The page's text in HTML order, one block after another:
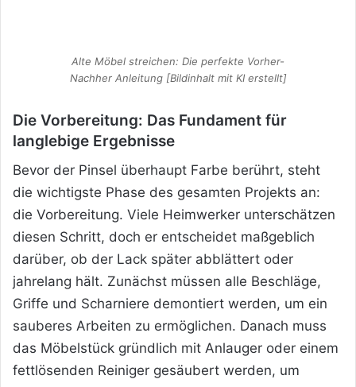
Alte Möbel streichen: Die perfekte Vorher-
Nachher Anleitung [Bildinhalt mit KI erstellt]
Die Vorbereitung: Das Fundament für
langlebige Ergebnisse
Bevor der Pinsel überhaupt Farbe berührt, steht
die wichtigste Phase des gesamten Projekts an:
die Vorbereitung. Viele Heimwerker unterschätzen
diesen Schritt, doch er entscheidet maßgeblich
darüber, ob der Lack später abblättert oder
jahrelang hält. Zunächst müssen alle Beschläge,
Griffe und Scharniere demontiert werden, um ein
sauberes Arbeiten zu ermöglichen. Danach muss
das Möbelstück gründlich mit Anlauger oder einem
fettlösenden Reiniger gesäubert werden, um